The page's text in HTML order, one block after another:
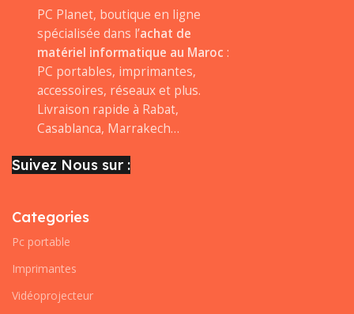
PC Planet, boutique en ligne
spécialisée dans l’achat de
matériel informatique au Maroc :
PC portables, imprimantes,
accessoires, réseaux et plus.
Livraison rapide à Rabat,
Casablanca, Marrakech…
Suivez Nous sur :
Categories
Pc portable
Imprimantes
Vidéoprojecteur